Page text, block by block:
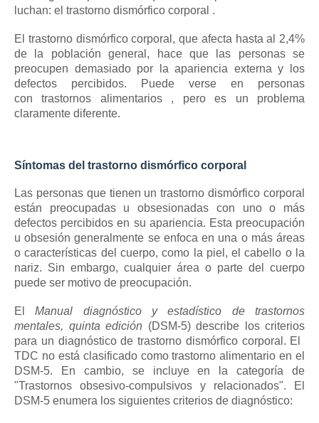
luchan: el trastorno dismórfico corporal .
El trastorno dismórfico corporal, que afecta hasta al 2,4%
de la población general, hace que las personas se
preocupen demasiado por la apariencia externa y los
defectos percibidos.
Puede verse en personas
contrastornos alimentarios, pero es un problema
claramente diferente.
Síntomas del trastorno dismórfico corporal
Las personas que tienen un trastorno dismórfico corporal
están preocupadas u obsesionadas con uno o más
defectos percibidos en su apariencia. Esta preocupación
u obsesión generalmente se enfoca en una o más áreas
o características del cuerpo, como la piel, el cabello o la
nariz. Sin embargo, cualquier área o parte del cuerpo
puede ser motivo de preocupación.
ElManual diagnóstico y estadístico de trastornos
mentales, quinta edición (DSM-5) describe los criterios
para un diagnóstico de trastorno dismórfico corporal. El
TDC no está clasificado como trastorno alimentario en el
DSM-5.
En cambio, se incluye en la categoría de
"Trastornos obsesivo-compulsivos y relacionados".
El
DSM-5 enumera los siguientes criterios de diagnóstico: